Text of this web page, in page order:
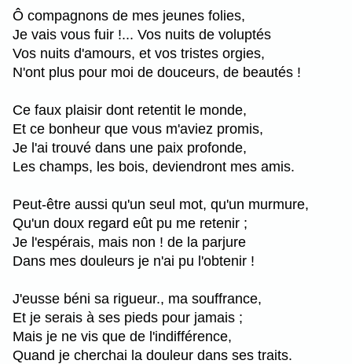
Ô compagnons de mes jeunes folies,
Je vais vous fuir !... Vos nuits de voluptés
Vos nuits d'amours, et vos tristes orgies,
N'ont plus pour moi de douceurs, de beautés !
Ce faux plaisir dont retentit le monde,
Et ce bonheur que vous m'aviez promis,
Je l'ai trouvé dans une paix profonde,
Les champs, les bois, deviendront mes amis.
Peut-être aussi qu'un seul mot, qu'un murmure,
Qu'un doux regard eût pu me retenir ;
Je l'espérais, mais non ! de la parjure
Dans mes douleurs je n'ai pu l'obtenir !
J'eusse béni sa rigueur., ma souffrance,
Et je serais à ses pieds pour jamais ;
Mais je ne vis que de l'indifférence,
Quand je cherchai la douleur dans ses traits.